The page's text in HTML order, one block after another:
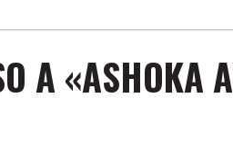
A «ASHOKA